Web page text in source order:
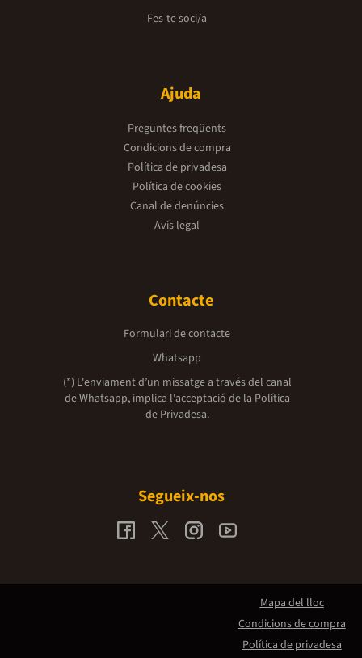
Fes-te soci/a
Ajuda
Preguntes freqüents
Condicions de compra
Política de privadesa
Política de cookies
Canal de denúncies
Avís legal
Contacte
Formulari de contacte
Whatsapp
(*) L'enviament d’un missatge a través del canal
de Whatsapp, implica l'acceptació de la Política
de Privadesa.
Segueix-nos
Mapa del lloc
Condicions de compra
Política de privadesa